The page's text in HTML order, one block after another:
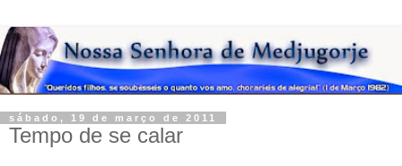
sábado, 19 de março de 2011
Tempo de se calar